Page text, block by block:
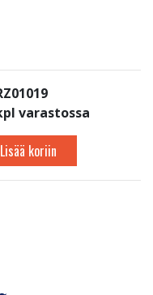
varastossa
Lisää koriin